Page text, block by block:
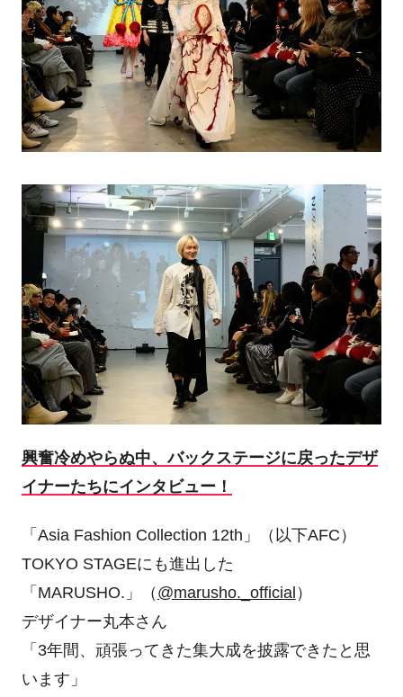
興奮冷めやらぬ中、バックステージに戻ったデザ
イナーたちにインタビュー！
「Asia Fashion Collection 12th」（以下AFC）
TOKYO STAGEにも進出した
「MARUSHO.」（ @marusho._official ）
デザイナー丸本さん
「3年間、頑張ってきた集大成を披露できたと思
います」